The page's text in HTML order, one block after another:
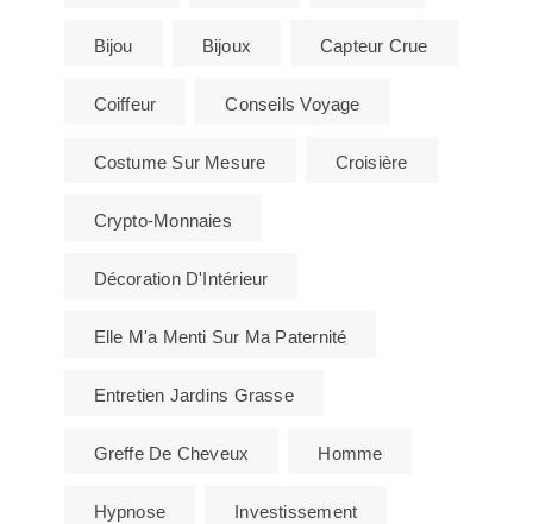
Bijou Bijoux Capteur Crue
Coiffeur Conseils Voyage
Costume Sur Mesure Croisière
Crypto-Monnaies
Décoration D'Intérieur
Elle M'a Menti Sur Ma Paternité
Entretien Jardins Grasse
Greffe De Cheveux Homme
Hypnose Investissement